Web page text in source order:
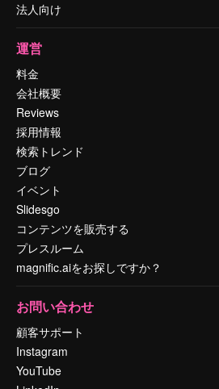
法人向け
運営
料金
会社概要
Reviews
採用情報
検索トレンド
ブログ
イベント
Slidesgo
コンテンツを販売する
プレスルーム
magnific.aiをお探しですか？
お問い合わせ
顧客サポート
Instagram
YouTube